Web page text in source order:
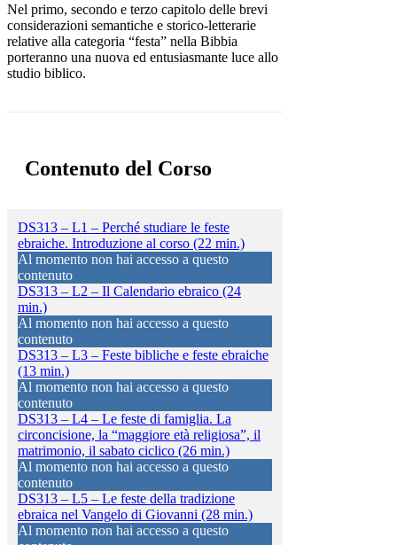
Nel primo, secondo e terzo capitolo delle brevi
considerazioni semantiche e storico-letterarie
relative alla categoria “festa” nella Bibbia
porteranno una nuova ed entusiasmante luce allo
studio biblico.
Contenuto del Corso
DS313 – L1 – Perché studiare le feste
ebraiche. Introduzione al corso (22 min.)
Al momento non hai accesso a questo
contenuto
DS313 – L2 – Il Calendario ebraico (24
min.)
Al momento non hai accesso a questo
contenuto
DS313 – L3 – Feste bibliche e feste ebraiche
(13 min.)
Al momento non hai accesso a questo
contenuto
DS313 – L4 – Le feste di famiglia. La
circoncisione, la “maggiore età religiosa”, il
matrimonio, il sabato ciclico (26 min.)
Al momento non hai accesso a questo
contenuto
DS313 – L5 – Le feste della tradizione
ebraica nel Vangelo di Giovanni (28 min.)
Al momento non hai accesso a questo